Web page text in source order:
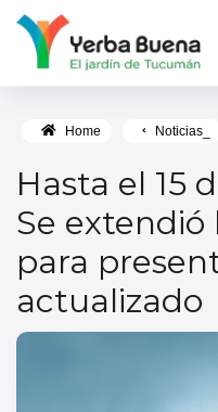
Home Noticias_
Hasta el 15
Se extendió
para
actualizado